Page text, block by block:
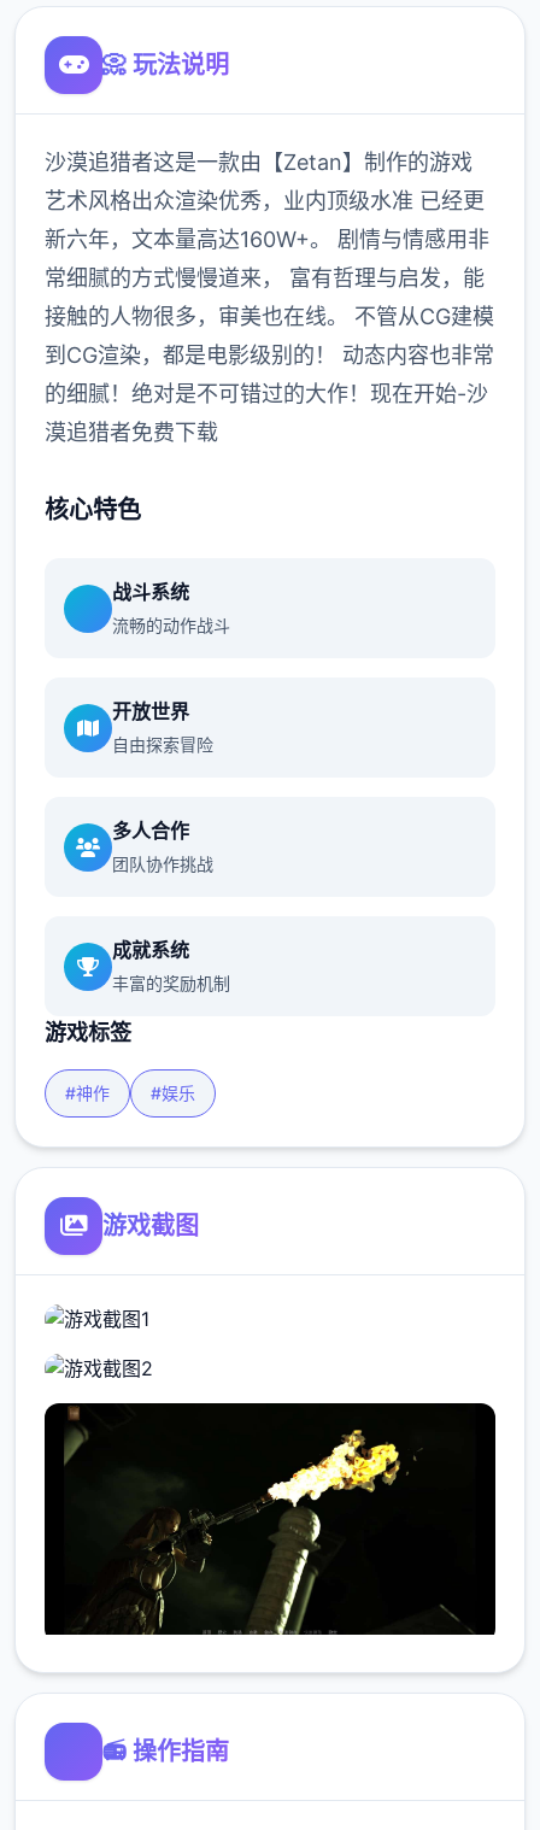
📀 玩法说明
沙漠追猎者这是一款由【Zetan】制作的游戏
艺术风格出众渲染优秀，业内顶级水准 已经更
新六年，文本量高达160W+。 剧情与情感用非
常细腻的方式慢慢道来， 富有哲理与启发，能
接触的人物很多，审美也在线。 不管从CG建模
到CG渲染，都是电影级别的！ 动态内容也非常
的细腻！绝对是不可错过的大作！现在开始-沙
漠追猎者免费下载
核心特色
战斗系统
流畅的动作战斗
开放世界
自由探索冒险
多人合作
团队协作挑战
成就系统
丰富的奖励机制
游戏标签
#神作 #娱乐
游戏截图
📻 操作指南